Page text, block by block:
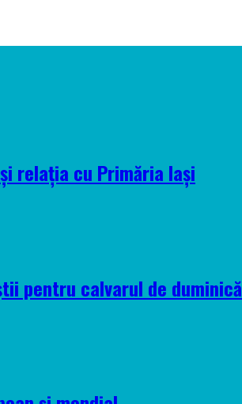
relația cu Primăria Iași
pentru calvarul de duminică